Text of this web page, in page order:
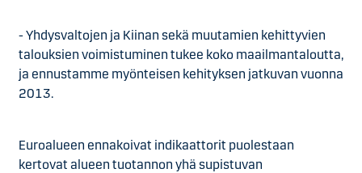
- Yhdysvaltojen ja Kiinan sekä muutamien kehittyvien
talouksien voimistuminen tukee koko maailmantaloutta,
ja ennustamme myönteisen kehityksen jatkuvan vuonna
2013.
Euroalueen ennakoivat indikaattorit puolestaan
kertovat alueen tuotannon yhä supistuvan